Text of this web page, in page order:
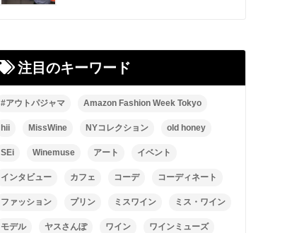
注目のキーワード
#アウトパジャマ Amazon Fashion Week Tokyo
hii MissWine NYコレクション old honey
SEi Winemuse アート イベント
インタビュー カフェ コーデ コーディネート
ファッション プリン ミスワイン ミス・ワイン
モデル ヤスさんぽ ワイン ワインミューズ